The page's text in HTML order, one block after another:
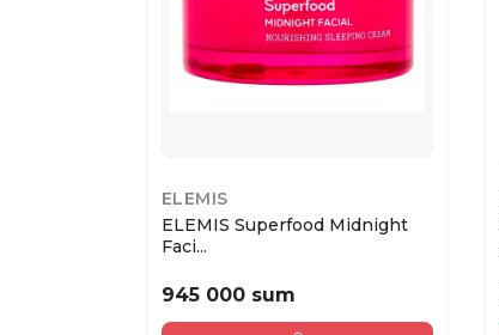
ELEMIS
ELEMIS Superfood Midnight
Faci...
945 000 sum